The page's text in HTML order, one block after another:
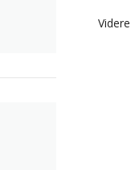
Videre